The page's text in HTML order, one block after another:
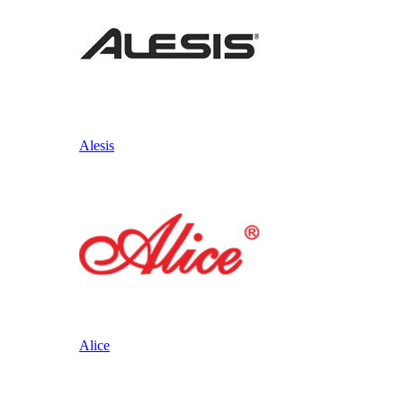
Alesis
Alice